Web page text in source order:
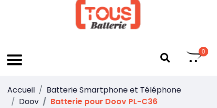
0
Accueil
Batterie Smartphone et Téléphone
Doov
Batterie pour Doov PL-C36